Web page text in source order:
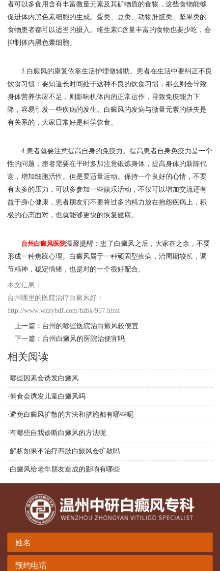
者可以多食用含有丰富微量元素及其矿物质的食物，这些食物能够
促进体内黑色素细胞的生成。蛋类、豆类、动物肝脏类、坚果类的
食物患者都可以适当的摄入。维生素C含量丰富的食物也要少吃，会
抑制体内黑色素细胞。
3.白癜风的康复依靠生活护理做辅助。患者在生活中要纠正不良
饮食习惯：要知道长时间处于这种不良的饮食习惯，那么则会导致
身体营养供应不足，则影响机体内的正常运作，导致免疫能力下
降，容易引发一些疾病的发生。白癜风的发病与微量元素的缺失是
有关系的，大家日常好是科学饮食。
4.患者就要注意提高自身的免疫力。提高患者自身免疫力是一个
性的问题，患者需要在平时多加注意锻炼身体，提高身体的新陈代
谢，增加细胞活性。但是要适量运动。保持一个良好的心情，不要
有太多的压力，可以多参加一些娱乐活动，不仅可以增加交流还有
益于身心健康，患者朋友们不要将过多的精力放在抱怨疾病上，积
极的心态面对，也就能够更快的恢复健康。
台州白癜风医院温馨提醒：患了白癜风之后，大家在之余，不要
形成一种焦躁心理。白癜风属于一种顽固型疾病，治周期较长，调
节精神，稳定情绪，也是对的一个很好配合。
本文信息：
台州哪里的医院治疗白癜风好 ：
http://www.wzzybdf.com/bzbk/957.html
上一篇： 台州的哪些医院治白癜风较便宜
下一篇： 台州白癜风的医院治便宜吗
相关阅读
·哪些因素会诱发白癜风
·偏食会诱发儿童白癜风吗
·避免白癜风扩散的方法和措施都有哪些呢
·有哪些自我诊断白癜风的方法呢
·解析如果不治疗四肢白癜风会扩散吗
· 白癜风给老年朋友造成的影响有哪些